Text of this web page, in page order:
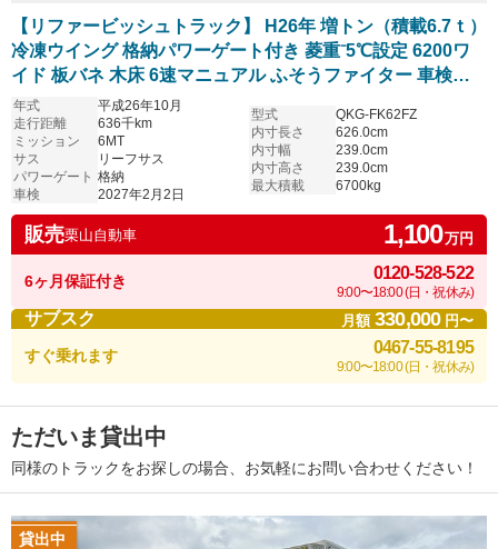
【リファービッシュトラック】 H26年 増トン（積載6.7ｔ）
冷凍ウイング 格納パワーゲート付き 菱重⁻5℃設定 6200ワ
イド 板バネ 木床 6速マニュアル ふそうファイター 車検付
き
年式
平成26年10月
走行距離
636千km
ミッション
6MT
サス
リーフサス
パワーゲート 格納
車検
2027年2月2日
型式
QKG-FK62FZ
内寸長さ
626.0cm
内寸幅
239.0cm
内寸高さ
239.0cm
最大積載
6700kg
販売栗山自動車 1,100万円
6ヶ月保証付き 0120-528-522
9:00〜18:00 (日・祝休み)
サブスク 月額330,000円〜
すぐ乗れます 0467-55-8195
9:00〜18:00 (日・祝休み)
ただいま貸出中
同様のトラックをお探しの場合、お気軽にお問い合わせください！
貸出中